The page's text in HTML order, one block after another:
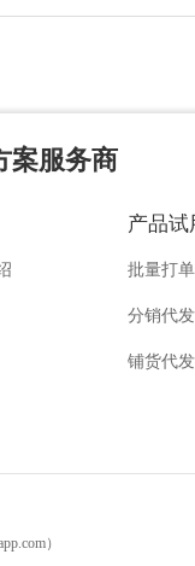
案服务商
产品试
批量打
分销代
铺货代
）